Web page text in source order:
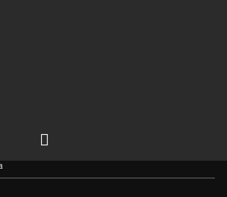
‘Tu Salud en